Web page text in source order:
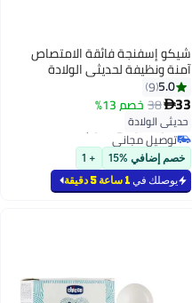
شيكو إسفنجة فائقة الامتصاص
آمنة ونظيفة لحديثي الولادة
5.0
9
33
38 خصم 13%
حديثي الولادة
#4 في مستلزمات حمام الأطفال
أقل سعر في 7 يوم
توصيل مجاني
#4 في مستلزمات حمام الأطفال
خصم إضافي %15 + 1
يوصلك في 1 ساعة 5 دقيقة